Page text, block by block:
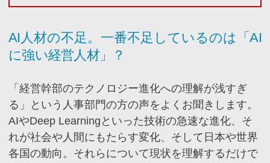
AI人材の不足。一番不足しているのは「AI
に強い経営人材」？
「経営幹部のテクノロジー進化への理解が浅すぎ
る」という人事部門の方の声をよくお聞きします。
AIやDeep Learningといった技術の急速な進化、そ
れが社会や人間にもたらす変化、そして日本や世界
各国の動向。それらについて現状を理解するだけで